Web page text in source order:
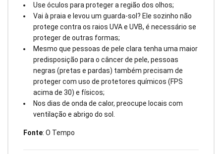
Use óculos para proteger a região dos olhos;
Vai à praia e levou um guarda-sol? Ele sozinho não
protege contra os raios UVA e UVB, é necessário se
proteger de outras formas;
Mesmo que pessoas de pele clara tenha uma maior
predisposição para o câncer de pele, pessoas
negras (pretas e pardas) também precisam de
proteger com uso de protetores químicos (FPS
acima de 30) e físicos;
Nos dias de onda de calor, preocupe locais com
ventilação e abrigo do sol.
Fonte: O Tempo